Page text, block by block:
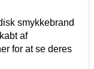
smykkebrand
af
for at se deres